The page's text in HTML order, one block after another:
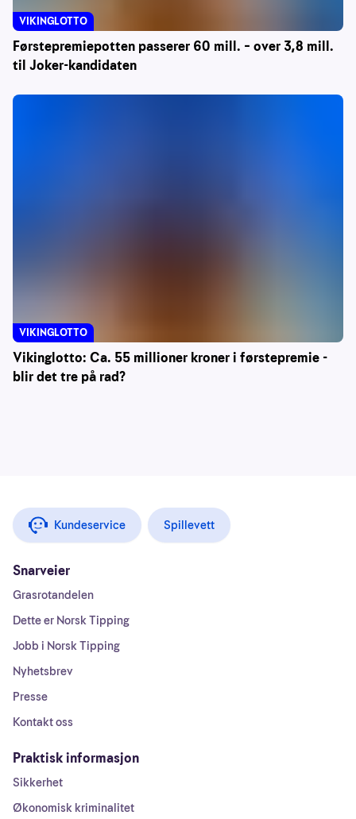
Førstepremiepotten passerer 60 mill. – over 3,8 mill.
til Joker-kandidaten
VIKINGLOTTO
Vikinglotto: Ca. 55 millioner kroner i førstepremie -
blir det tre på rad?
VIKINGLOTTO
Kundeservice Spillevett
Snarveier
Grasrotandelen
Dette er Norsk Tipping
Jobb i Norsk Tipping
Nyhetsbrev
Presse
Kontakt oss
Praktisk informasjon
Sikkerhet
Økonomisk kriminalitet